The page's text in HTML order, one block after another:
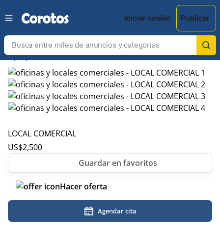
Iniciar sesión Publicar
chevron_leftchevron_right
LOCAL COMERCIAL
US$2,500
Hacer oferta
Agendar cita